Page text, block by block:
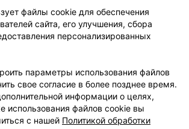
Новости проекта
рекламы
Медицинский маркетинг
договор
Доставка
оплаты
Вакансии
Партнеры
руководителю 103.by
Написать в поддержку
файлы cookie для обеспечения
сайта, его улучшения, сбора
персонализированных
параметры использования файлов
свое согласие в более позднее время.
информации о целях,
использования файлов cookie вы
с нашей Политикой обработки